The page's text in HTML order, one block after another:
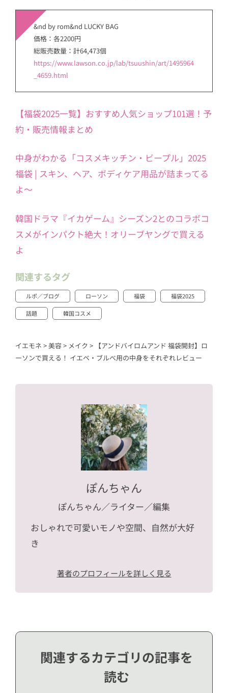
&nd by rom&nd LUCKY BAG
価格：各2200円
総販売数量：計64,473個
https://www.lawson.co.jp/lab/tsuushin/art/1495964
_4659.html
【福袋2025一覧】おすすめ人気ショップ101選！予
約・販売情報まとめ
中身がわかる「コスメキッチン・ビープル」2025
福袋 | スキン、ヘア、ボディケア用品が詰まってる
よ～
韓国ドラマ『イカゲーム』シーズン2とのコラボコ
スメがインパクト絶大！オリーブヤングで買える
よ
関連するタグ
ルポ／ブログ ローソン 福袋 福袋2025
話題 韓国コスメ
イエモネ >美容> メイク > 【アンドバイロムアンド 福袋開封】ロ
ーソンで買える！ イエベ・ブルべ用の中身をそれぞれレビュー
ぽんちゃん
ぽんちゃん／ライター／編集
おしゃれで可愛いモノや空間、自然が大好
き
著者のプロフィールを詳しく見る
関連するカテゴリの記事を
読む